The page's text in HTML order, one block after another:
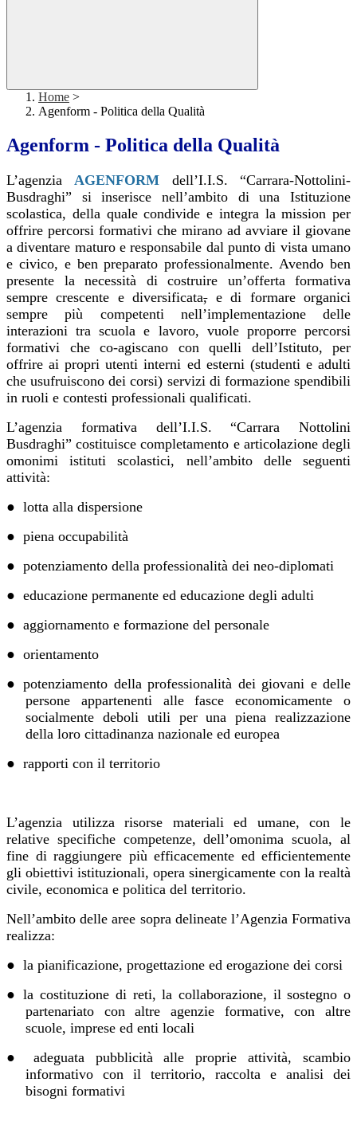
Home >
Agenform - Politica della Qualità
Agenform - Politica della Qualità
L’agenziaAGENFORM dell’I.I.S. “Carrara-Nottolini-
Busdraghi” si inserisce nell’ambito di una Istituzione
scolastica, della quale condivide e integra la mission per
offrire percorsi formativi che mirano ad avviare il giovane
a diventare maturo e responsabile dal punto di vista umano
e civico, e ben preparato professionalmente. Avendo ben
presente la necessità di costruire un’offerta formativa
sempre crescente e diversificata,e di formare organici
sempre più competenti nell’implementazione delle
interazioni tra scuola e lavoro, vuole proporre percorsi
formativi che co-agiscano con quelli dell’Istituto, per
offrire ai propri utenti interni ed esterni (studenti e adulti
che usufruiscono dei corsi) servizi di formazione spendibili
in ruoli e contesti professionali qualificati.
L’agenzia formativa dell’I.I.S. “Carrara Nottolini
Busdraghi” costituisce completamento e articolazione degli
omonimi istituti scolastici, nell’ambito delle seguenti
attività:
● lotta alla dispersione
● piena occupabilità
● potenziamento della professionalità dei neo-diplomati
● educazione permanente ed educazione degli adulti
● aggiornamento e formazione del personale
● orientamento
● potenziamento della professionalità dei giovani e delle
persone appartenenti alle fasce economicamente o
socialmente deboli utili per una piena realizzazione
della loro cittadinanza nazionale ed europea
● rapporti con il territorio
L’agenzia utilizza risorse materiali ed umane, con le
relative specifiche competenze, dell’omonima scuola, al
fine di raggiungere più efficacemente ed efficientemente
gli obiettivi istituzionali, opera sinergicamente con la realtà
civile, economica e politica del territorio.
Nell’ambito delle aree sopra delineate l’Agenzia Formativa
realizza:
● la pianificazione, progettazione ed erogazione dei corsi
● la costituzione di reti, la collaborazione, il sostegno o
partenariato con altre agenzie formative, con altre
scuole, imprese ed enti locali
●
adeguata pubblicità alle proprie attività, scambio
informativo con il territorio, raccolta e analisi dei
bisogni formativi